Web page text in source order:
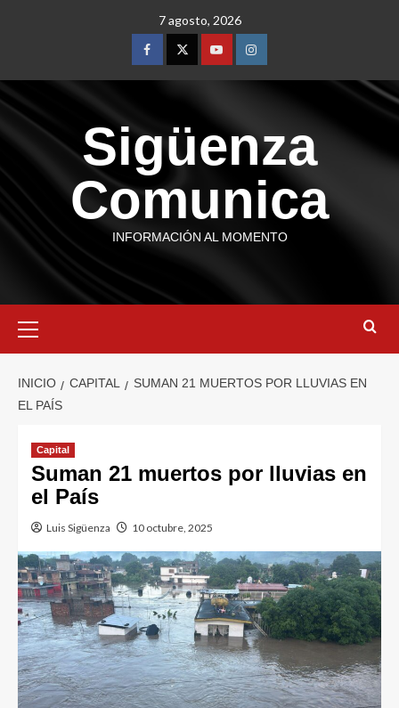
7 agosto, 2026
Sigüenza
Comunica
INFORMACIÓN AL MOMENTO
INICIO CAPITAL
SUMAN 21 MUERTOS POR LLUVIAS EN
EL PAÍS
Capital
Suman 21 muertos por lluvias en
el País
Luis Sigüenza 10 octubre, 2025